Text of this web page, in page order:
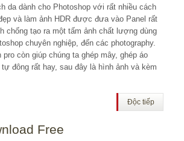
da dành cho Photoshop với rất nhiều cách
và làm ảnh HDR được đưa vào Panel rất
chống tạo ra một tấm ảnh chất lượng dùng
chuyên nghiệp, đến các photography.
pro còn giúp chúng ta ghép mây, ghép áo
đông rất hay, sau đây là hình ảnh và kèm
Độc tiếp
Free